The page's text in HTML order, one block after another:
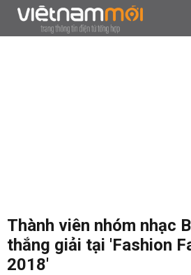
Thành viên nhóm nhạc
thắng giải tại 'Fashion
2018'